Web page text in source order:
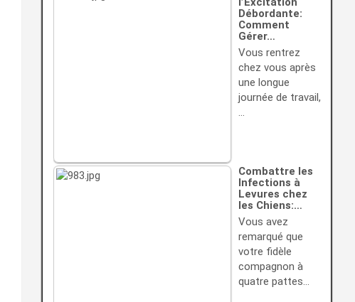
Débordante:
Comment
Gérer…
Vous rentrez
chez vous après
une longue
journée de travail,
…
Combattre les
Infections à
Levures chez
les Chiens:…
Vous avez
remarqué que
votre fidèle
compagnon à
quatre pattes…